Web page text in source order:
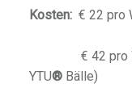
Kosten: € 22 pro
€ 42 pro
YTU® Bälle)